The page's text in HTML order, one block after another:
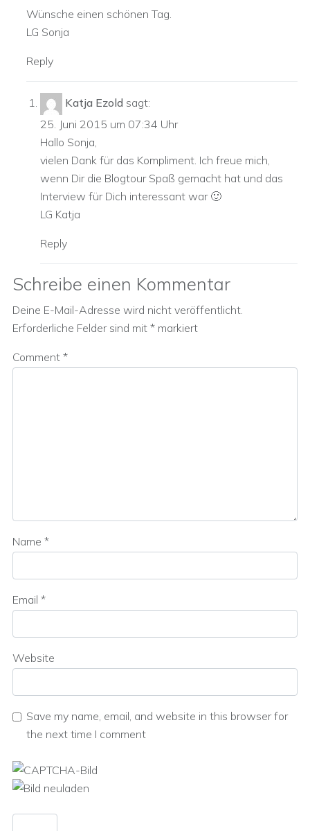
Wünsche einen schönen Tag.
LG Sonja
Reply
Katja Ezold sagt:
25. Juni 2015 um 07:34 Uhr
Hallo Sonja,
vielen Dank für das Kompliment. Ich freue mich,
wenn Dir die Blogtour Spaß gemacht hat und das
Interview für Dich interessant war 🙂
LG Katja
Reply
Schreibe einen Kommentar
Deine E-Mail-Adresse wird nicht veröffentlicht.
Erforderliche Felder sind mit * markiert
Comment *
Name *
Email *
Website
Save my name, email, and website in this browser for
the next time I comment